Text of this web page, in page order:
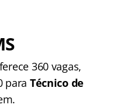
360 vagas,
para Técnico de